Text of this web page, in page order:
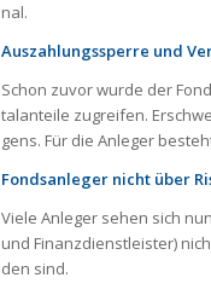
nal.
Aus­zah­lungs­sperre und
Schon zuvor wurde der
tal­an­teile zugrei­fen.
gens. Für die Anle­ger
Fonds­an­le­ger nicht über
Viele Anle­ger sehen sich
und Finanz­dienst­leis­ter)
den sind.